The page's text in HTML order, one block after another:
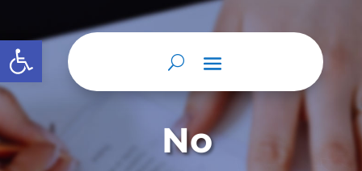
Abrir barra de herramientas
No